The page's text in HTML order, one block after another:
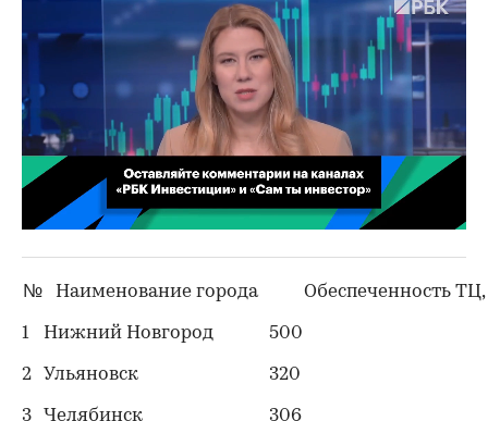
№ Наименование города Обеспеченность
1 Нижний Новгород 500
2 Ульяновск 320
3 Челябинск 306